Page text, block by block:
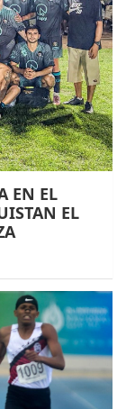
EN EL
EL